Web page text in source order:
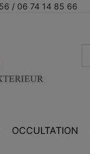
/ 06 74 14 85 66
OCCULTATION